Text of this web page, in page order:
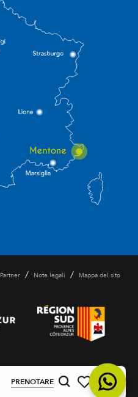
PRENOTARE IT
Partner / Note legali / Mappa del sito